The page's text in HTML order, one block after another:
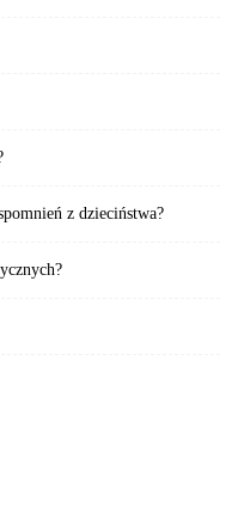
z dzieciństwa?